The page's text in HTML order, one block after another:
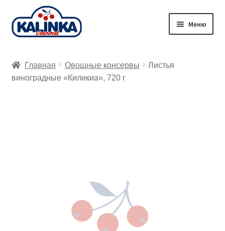
Перейти
к
Перейти
к
Меню
Заказ онлайн
Главная Овощные консервы
Листья
виноградные «Киликиа», 720 г